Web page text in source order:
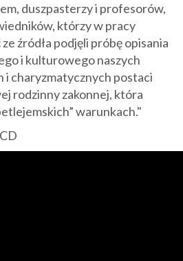
duszpasterzy i profesorów,
którzy w pracy
źródła podjęli próbę opisania
i kulturowego naszych
i charyzmatycznych postaci
rodzinny zakonnej, która
warunkach."